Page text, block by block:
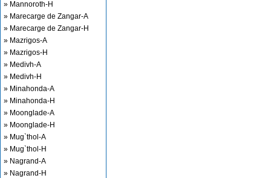
» Mannoroth-H
» Marecarge de Zangar-A
» Marecarge de Zangar-H
» Mazrigos-A
» Mazrigos-H
» Medivh-A
» Medivh-H
» Minahonda-A
» Minahonda-H
» Moonglade-A
» Moonglade-H
» Mug`thol-A
» Mug`thol-H
» Nagrand-A
» Nagrand-H